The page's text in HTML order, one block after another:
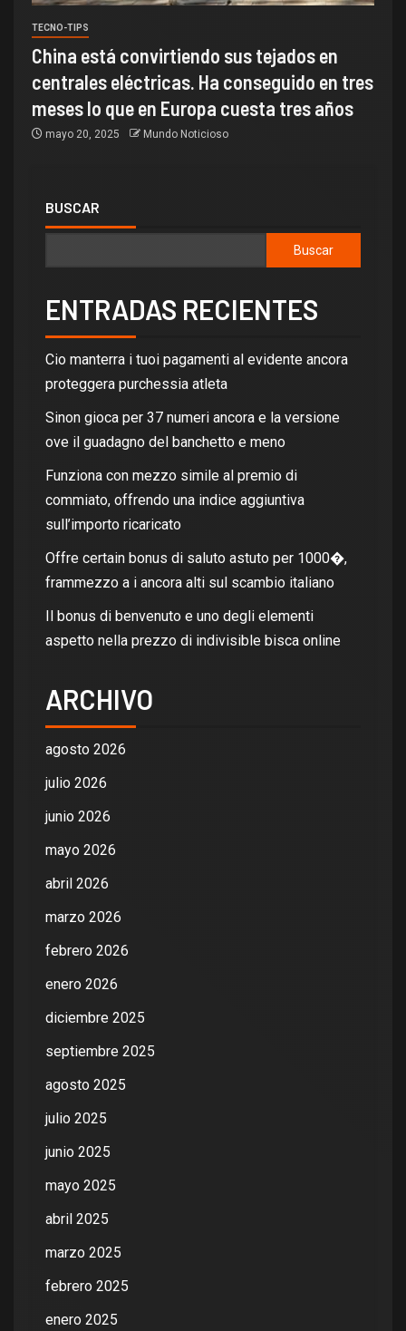
TECNO-TIPS
China está convirtiendo sus tejados en
centrales eléctricas. Ha conseguido en tres
meses lo que en Europa cuesta tres años
mayo 20, 2025 Mundo Noticioso
BUSCAR
Buscar
ENTRADAS RECIENTES
Cio manterra i tuoi pagamenti al evidente ancora
proteggera purchessia atleta
Sinon gioca per 37 numeri ancora e la versione
ove il guadagno del banchetto e meno
Funziona con mezzo simile al premio di
commiato, offrendo una indice aggiuntiva
sull’importo ricaricato
Offre certain bonus di saluto astuto per 1000�,
frammezzo a i ancora alti sul scambio italiano
Il bonus di benvenuto e uno degli elementi
aspetto nella prezzo di indivisible bisca online
ARCHIVO
agosto 2026
julio 2026
junio 2026
mayo 2026
abril 2026
marzo 2026
febrero 2026
enero 2026
diciembre 2025
septiembre 2025
agosto 2025
julio 2025
junio 2025
mayo 2025
abril 2025
marzo 2025
febrero 2025
enero 2025